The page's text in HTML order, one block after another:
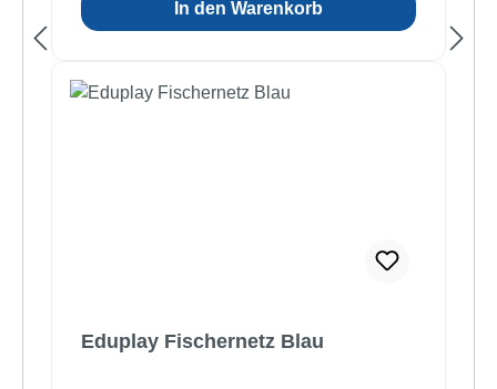
In den Warenkorb
Eduplay Fischernetz Blau